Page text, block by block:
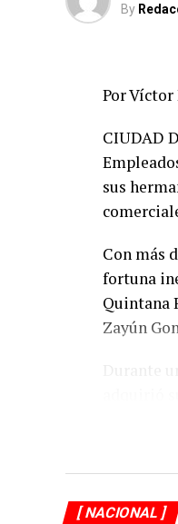
By
Por
CIUDAD
sus
Con más
fortuna
Quintana
Zayún
con una
[ NACIONAL ]